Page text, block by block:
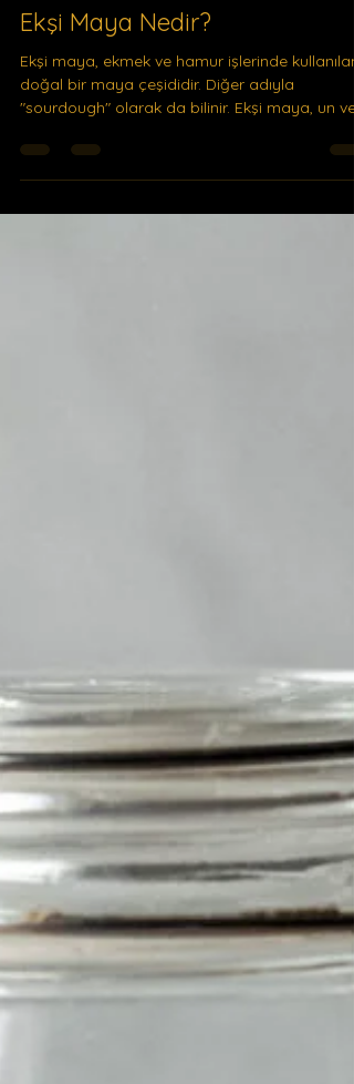
Ekşi Maya Kursu
25 Haz 2023
Ekşi Maya Nedir?
Ekşi maya, ekmek ve hamur işlerinde kullanılan
doğal bir maya çeşididir. Diğer adıyla